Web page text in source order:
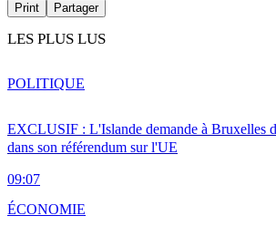
Print Partager
LES PLUS LUS
EXCLUSIF : L'Islande demande à Bruxelles
dans son référendum sur l'UE
09:07
POLITIQUE
ÉCONOMIE